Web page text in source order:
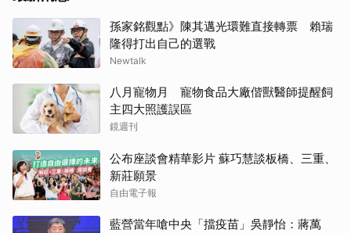
孫家銘觀點》陳其邁光環難直接轉票 賴瑞
隆得打出自己的選戰
Newtalk
八月寵物月 寵物食品大廠偕獸醫師提醒飼
主四大照護誤區
鏡週刊
公布座談會精華影片 蘇巧慧談板橋、三重、
新莊願景
自由電子報
藍營當年嗆中央「擋疫苗」吳靜怡：蔣萬